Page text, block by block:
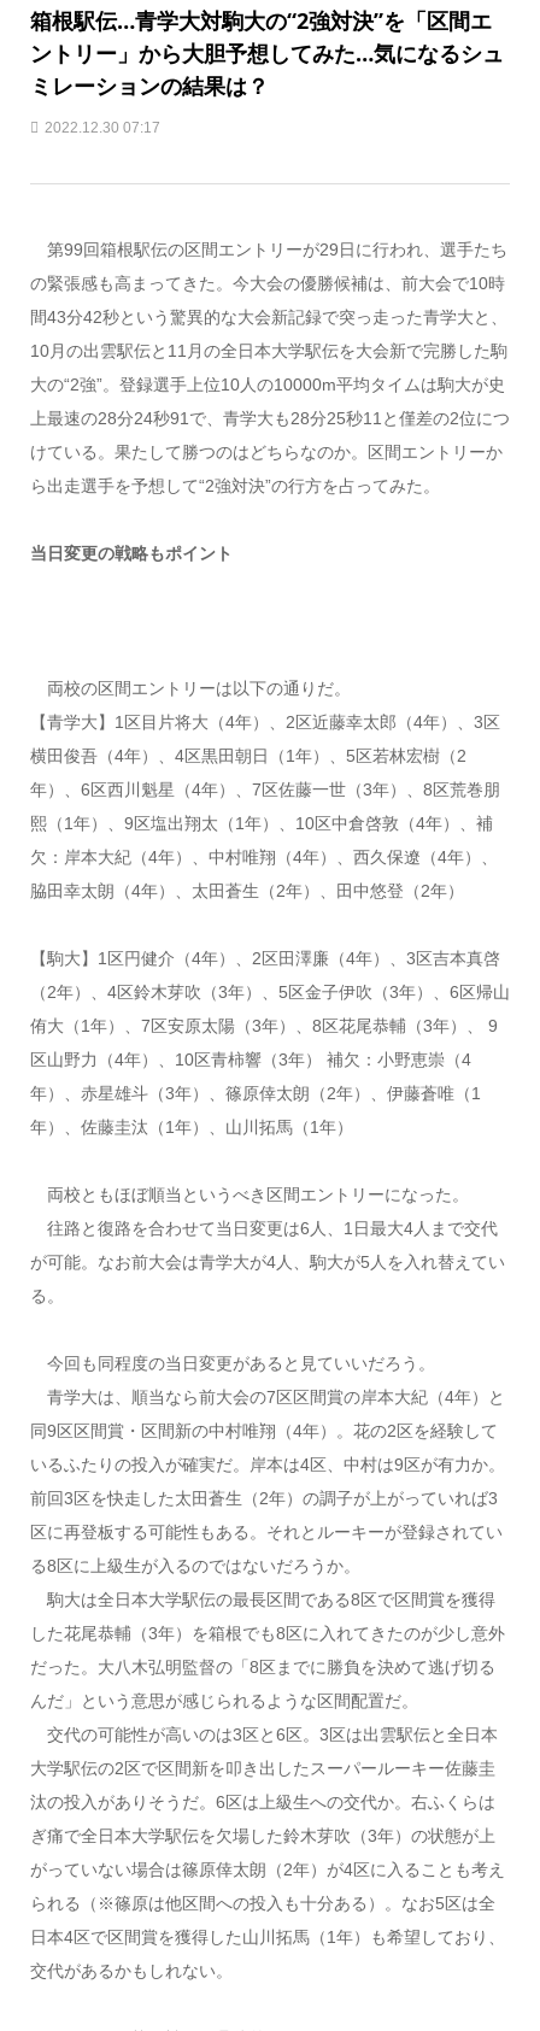
箱根駅伝…青学大対駒大の“2強対決”を「区間エ
ントリー」から大胆予想してみた…気になるシュ
ミレーションの結果は？
2022.12.30 07:17
第99回箱根駅伝の区間エントリーが29日に行われ、選手たち
の緊張感も高まってきた。今大会の優勝候補は、前大会で10時
間43分42秒という驚異的な大会新記録で突っ走った青学大と、
10月の出雲駅伝と11月の全日本大学駅伝を大会新で完勝した駒
大の“2強”。登録選手上位10人の10000m平均タイムは駒大が史
上最速の28分24秒91で、青学大も28分25秒11と僅差の2位につ
けている。果たして勝つのはどちらなのか。区間エントリーか
ら出走選手を予想して“2強対決”の行方を占ってみた。
当日変更の戦略もポイント
両校の区間エントリーは以下の通りだ。
【青学大】1区目片将大（4年）、2区近藤幸太郎（4年）、3区
横田俊吾（4年）、4区黒田朝日（1年）、5区若林宏樹（2
年）、6区西川魁星（4年）、7区佐藤一世（3年）、8区荒巻朋
熙（1年）、9区塩出翔太（1年）、10区中倉啓敦（4年）、補
欠：岸本大紀（4年）、中村唯翔（4年）、西久保遼（4年）、
脇田幸太朗（4年）、太田蒼生（2年）、田中悠登（2年）
【駒大】1区円健介（4年）、2区田澤廉（4年）、3区吉本真啓
（2年）、4区鈴木芽吹（3年）、5区金子伊吹（3年）、6区帰山
侑大（1年）、7区安原太陽（3年）、8区花尾恭輔（3年）、 9
区山野力（4年）、10区青柿響（3年） 補欠：小野恵崇（4
年）、赤星雄斗（3年）、篠原倖太朗（2年）、伊藤蒼唯（1
年）、佐藤圭汰（1年）、山川拓馬（1年）
両校ともほぼ順当というべき区間エントリーになった。
往路と復路を合わせて当日変更は6人、1日最大4人まで交代
が可能。なお前大会は青学大が4人、駒大が5人を入れ替えてい
る。
今回も同程度の当日変更があると見ていいだろう。
青学大は、順当なら前大会の7区区間賞の岸本大紀（4年）と
同9区区間賞・区間新の中村唯翔（4年）。花の2区を経験して
いるふたりの投入が確実だ。岸本は4区、中村は9区が有力か。
前回3区を快走した太田蒼生（2年）の調子が上がっていれば3
区に再登板する可能性もある。それとルーキーが登録されてい
る8区に上級生が入るのではないだろうか。
駒大は全日本大学駅伝の最長区間である8区で区間賞を獲得
した花尾恭輔（3年）を箱根でも8区に入れてきたのが少し意外
だった。大八木弘明監督の「8区までに勝負を決めて逃げ切る
んだ」という意思が感じられるような区間配置だ。
交代の可能性が高いのは3区と6区。3区は出雲駅伝と全日本
大学駅伝の2区で区間新を叩き出したスーパールーキー佐藤圭
汰の投入がありそうだ。6区は上級生への交代か。右ふくらは
ぎ痛で全日本大学駅伝を欠場した鈴木芽吹（3年）の状態が上
がっていない場合は篠原倖太朗（2年）が4区に入ることも考え
られる（※篠原は他区間への投入も十分ある）。なお5区は全
日本4区で区間賞を獲得した山川拓馬（1年）も希望しており、
交代があるかもしれない。